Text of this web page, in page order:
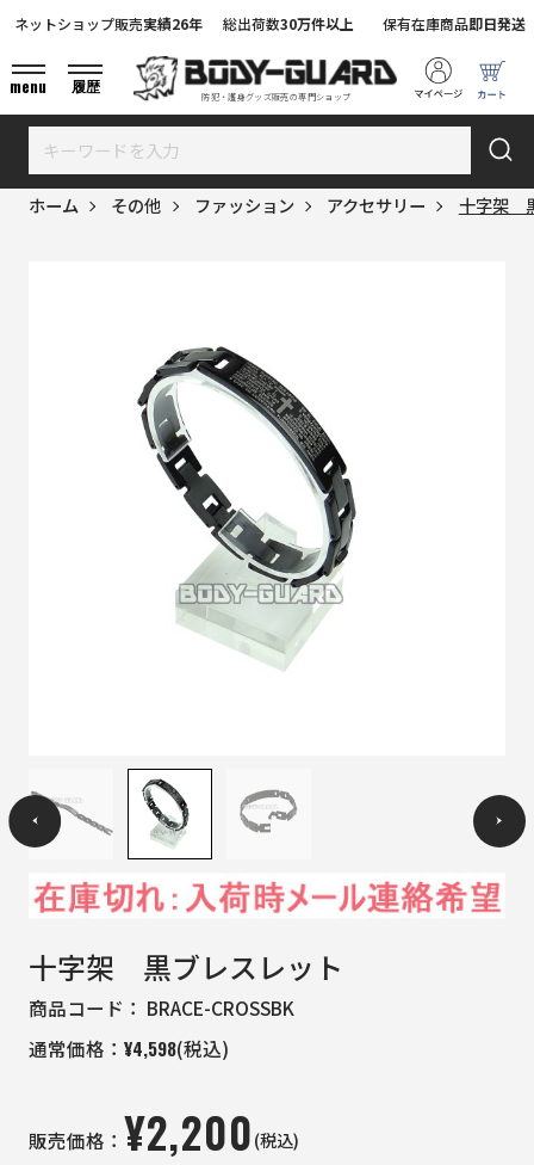
防犯・護身グッズ販売の専門ショップ
ネットショップ販売実績26年 総出荷数30万件以上 保有在庫商品即日発送
menu 履歴
ホーム その他 ファッション アクセサリー 十字架
十字架 黒ブレスレット
商品コード： BRACE-CROSSBK
通常価格： ¥4,598(税込)
販売価格： ¥2,200(税込)